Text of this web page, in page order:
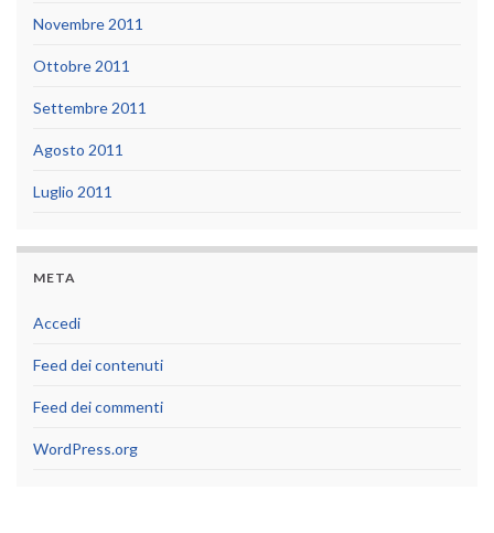
Novembre 2011
Ottobre 2011
Settembre 2011
Agosto 2011
Luglio 2011
META
Accedi
Feed dei contenuti
Feed dei commenti
WordPress.org